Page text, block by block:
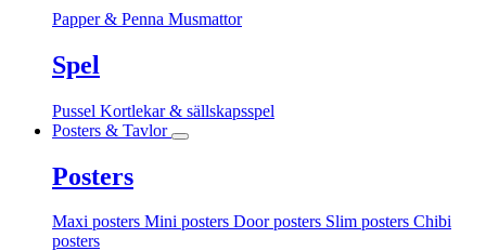
Papper & Penna Musmattor
Spel
Pussel Kortlekar & sällskapsspel
Posters & Tavlor
Posters
Maxi posters Mini posters Door posters Slim posters Chibi
posters